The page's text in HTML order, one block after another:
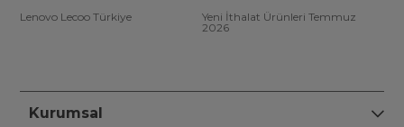
Lenovo Lecoo Türkiye
Yeni İthalat Ürünleri Temmuz
2026
Kurumsal